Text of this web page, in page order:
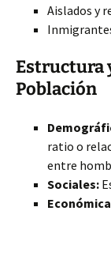
Aislados y
Estructura
Población
ratio o
entre
Sociales: